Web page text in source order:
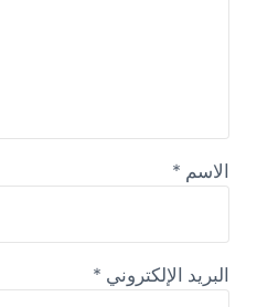
الاسم *
البريد الإلكتروني *